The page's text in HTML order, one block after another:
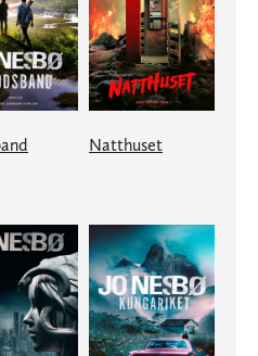
Natthuset